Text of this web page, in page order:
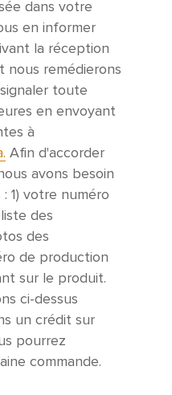
dans votre
en informer
la réception
nous remédierons
toute
en envoyant
à
Afin d'accorder
avons besoin
1) votre numéro
des
des
de production
sur le produit.
ci-dessus
un crédit sur
pourrez
commande.